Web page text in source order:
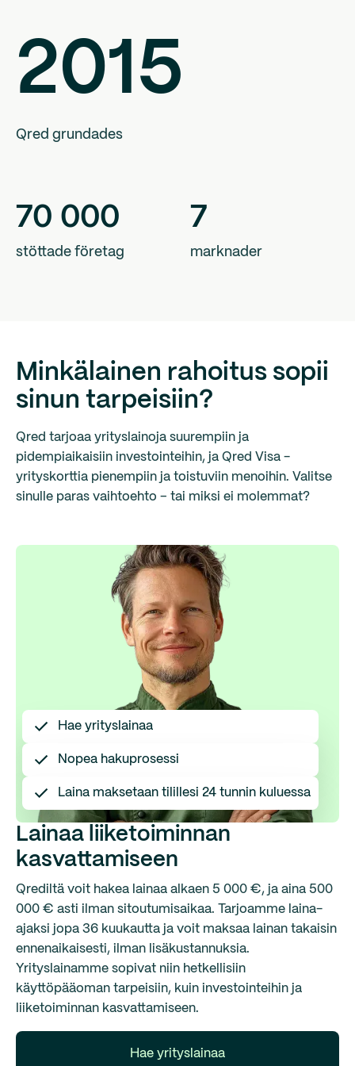
2015
Qred grundades
70 000
stöttade företag
7
marknader
Minkälainen rahoitus sopii
sinun tarpeisiin?
Qred tarjoaa yrityslainoja suurempiin ja
pidempiaikaisiin investointeihin, ja Qred Visa -
yrityskorttia pienempiin ja toistuviin menoihin. Valitse
sinulle paras vaihtoehto – tai miksi ei molemmat?
Hae yrityslainaa
Nopea hakuprosessi
Laina maksetaan tilillesi 24 tunnin kuluessa
Lainaa liiketoiminnan
kasvattamiseen
Qrediltä voit hakea lainaa alkaen 5 000 €, ja aina 500
000 € asti ilman sitoutumisaikaa. Tarjoamme laina-
ajaksi jopa 36 kuukautta ja voit maksaa lainan takaisin
ennenaikaisesti, ilman lisäkustannuksia.
Yrityslainamme sopivat niin hetkellisiin
käyttöpääoman tarpeisiin, kuin investointeihin ja
liiketoiminnan kasvattamiseen.
Hae yrityslainaa